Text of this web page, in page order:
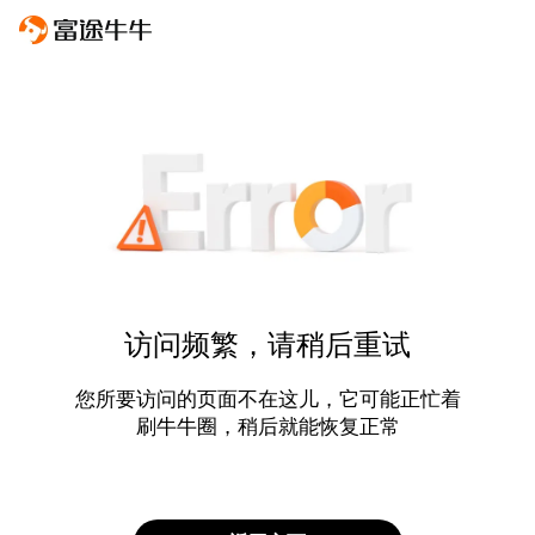
访问频繁，请稍后重试
您所要访问的页面不在这儿，它可能正忙着
刷牛牛圈，稍后就能恢复正常